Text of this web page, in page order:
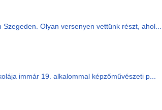
Olyan versenyen vettünk részt, ahol...
immár 19. alkalommal képzőművészeti p...